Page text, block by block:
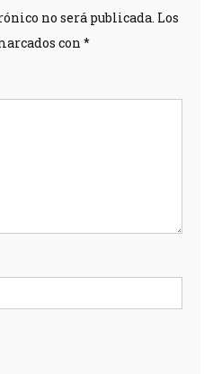
no será publicada. Los
con*